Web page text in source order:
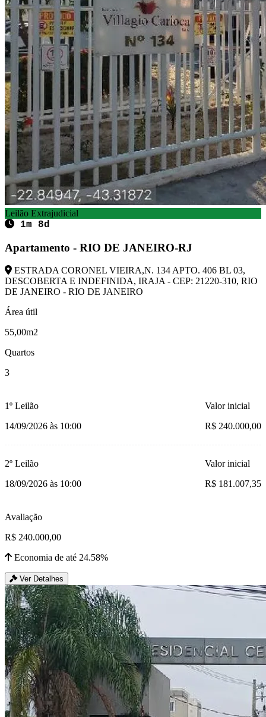
Leilão Extrajudicial
1m 8d
Apartamento - RIO DE JANEIRO-RJ
ESTRADA CORONEL VIEIRA,N. 134 APTO. 406 BL 03,
DESCOBERTA E INDEFINIDA, IRAJA - CEP: 21220-310, RIO
DE JANEIRO - RIO DE JANEIRO
Área útil
55,00m2
Quartos
3
1º Leilão
14/09/2026 às 10:00
Valor inicial
R$ 240.000,00
2º Leilão
18/09/2026 às 10:00
Valor inicial
R$ 181.007,35
Avaliação
R$ 240.000,00
Economia de até 24.58%
Ver Detalhes